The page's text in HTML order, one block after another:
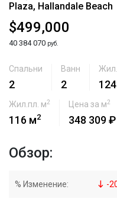
Plaza, Hallandale Beach
$499,000
40 384 070 руб.
Спальни
2
Ванн
2
Жил.пл. м2
116 м2
Цена за м2
348 309 ₽
Обзор:
% Изменение: -